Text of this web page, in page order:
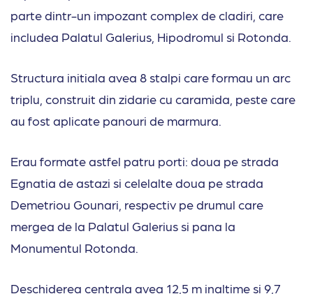
parte dintr-un impozant complex de cladiri, care
includea Palatul Galerius, Hipodromul si Rotonda.
Structura initiala avea 8 stalpi care formau un arc
triplu, construit din zidarie cu caramida, peste care
au fost aplicate panouri de marmura.
Erau formate astfel patru porti: doua pe strada
Egnatia de astazi si celelalte doua pe strada
Demetriou Gounari, respectiv pe drumul care
mergea de la Palatul Galerius si pana la
Monumentul Rotonda.
Deschiderea centrala avea 12,5 m inaltime si 9,7